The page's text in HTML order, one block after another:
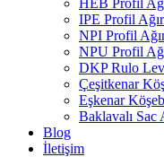
HEB Profil
IPE Profil
NPI Profil
NPU Profil
DKP Rulo
Çeşitkenar
Eşkenar
Baklavalı Sac
Blog
İletişim